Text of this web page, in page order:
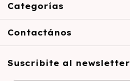
Categorías
Contactános
Suscribite al newsletter